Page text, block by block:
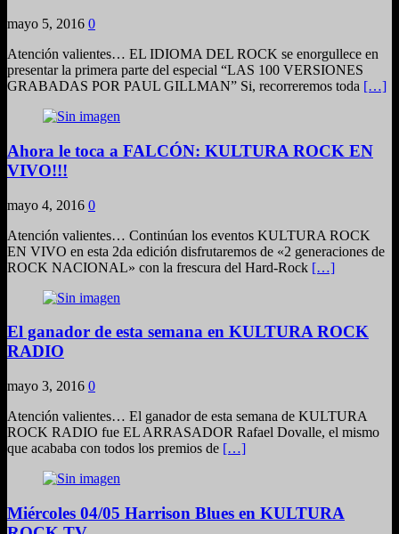
mayo 5, 2016 0
Atención valientes… EL IDIOMA DEL ROCK se enorgullece en
presentar la primera parte del especial “LAS 100 VERSIONES
GRABADAS POR PAUL GILLMAN” Si, recorreremos toda […]
Ahora le toca a FALCÓN: KULTURA ROCK EN
VIVO!!!
mayo 4, 2016 0
Atención valientes… Continúan los eventos KULTURA ROCK
EN VIVO en esta 2da edición disfrutaremos de «2 generaciones de
ROCK NACIONAL» con la frescura del Hard-Rock […]
El ganador de esta semana en KULTURA ROCK
RADIO
mayo 3, 2016 0
Atención valientes… El ganador de esta semana de KULTURA
ROCK RADIO fue EL ARRASADOR Rafael Dovalle, el mismo
que acababa con todos los premios de […]
Miércoles 04/05 Harrison Blues en KULTURA